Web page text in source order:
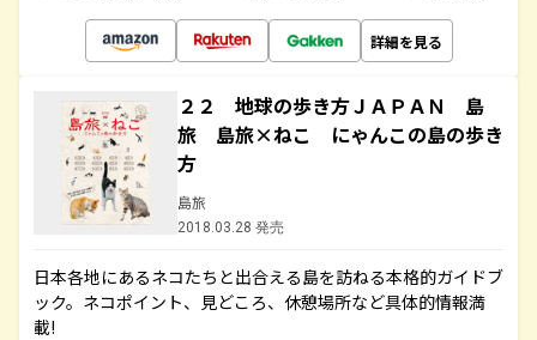
詳細を見る
２２ 地球の歩き方ＪＡＰＡＮ 島
旅 島旅×ねこ にゃんこの島の歩き
方
島旅
2018.03.28 発売
日本各地にあるネコたちと出合える島を訪ねる本格的ガイドブ
ック。ネコポイント、見どころ、休憩場所など具体的情報満
載!